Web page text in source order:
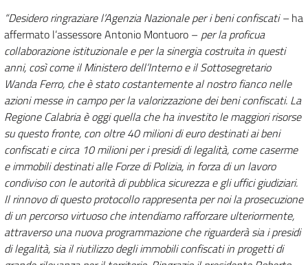
“Desidero ringraziare l’Agenzia Nazionale per i beni confiscati –ha
affermato l’assessore Antonio Montuoro – per la proficua
collaborazione istituzionale e per la sinergia costruita in questi
anni, così come il Ministero dell’Interno e il Sottosegretario
Wanda Ferro, che è stato costantemente al nostro fianco nelle
azioni messe in campo per la valorizzazione dei beni confiscati. La
Regione Calabria è oggi quella che ha investito le maggiori risorse
su questo fronte, con oltre 40 milioni di euro destinati ai beni
confiscati e circa 10 milioni per i presidi di legalità, come caserme
e immobili destinati alle Forze di Polizia, in forza di un lavoro
condiviso con le autorità di pubblica sicurezza e gli uffici giudiziari.
Il rinnovo di questo protocollo rappresenta per noi la prosecuzione
di un percorso virtuoso che intendiamo rafforzare ulteriormente,
attraverso una nuova programmazione che riguarderà sia i presidi
di legalità, sia il riutilizzo degli immobili confiscati in progetti di